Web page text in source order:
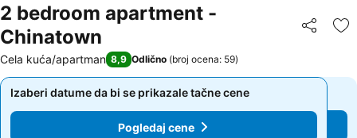
2 bedroom apartment -
Chinatown
Deli
Cela kuća/apartman 8,9 Odlično (broj ocena: 59)
Izaberi datume da bi se prikazale tačne cene
Pogledaj cene
Izaberi datume da bi se prikazale tačne cene
Pogledaj cene